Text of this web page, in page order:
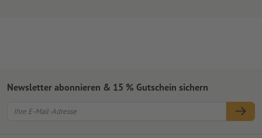
Newsletter abonnieren & 15 % Gutschein sichern